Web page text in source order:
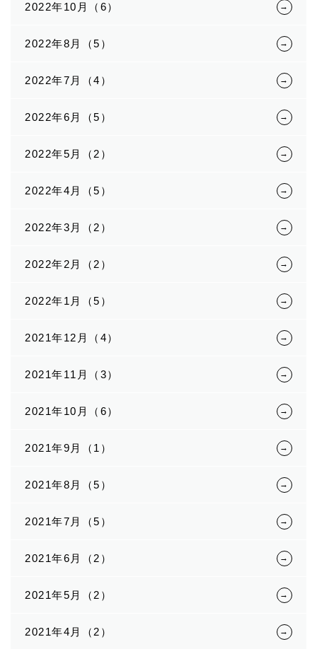
2022年10月（6）
2022年8月（5）
2022年7月（4）
2022年6月（5）
2022年5月（2）
2022年4月（5）
2022年3月（2）
2022年2月（2）
2022年1月（5）
2021年12月（4）
2021年11月（3）
2021年10月（6）
2021年9月（1）
2021年8月（5）
2021年7月（5）
2021年6月（2）
2021年5月（2）
2021年4月（2）